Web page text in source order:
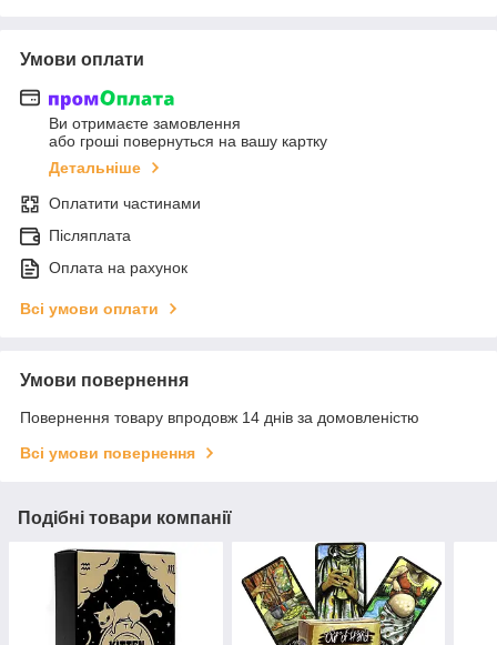
Умови оплати
Ви отримаєте замовлення
або гроші повернуться на вашу картку
Детальніше
Оплатити частинами
Післяплата
Оплата на рахунок
Всі умови оплати
Умови повернення
Повернення товару впродовж 14 днів за домовленістю
Всі умови повернення
Подібні товари компанії